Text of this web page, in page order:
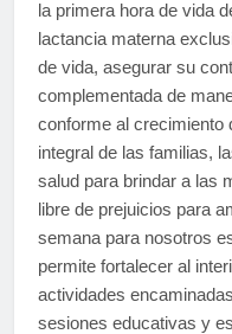
la primera hora de vida
lactancia materna
de vida, asegurar su
complementada de
conforme al crecimiento
integral de las familias,
salud para brindar a las
libre de prejuicios para
semana para nosotros
permite fortalecer al
actividades
sesiones educativas y